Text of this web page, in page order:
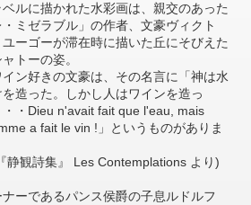
ルに描かれた水彩画は、親交のあった
・ミゼラブル」の作者、文豪ヴィクト
ユーゴーが滞在時に描いた丘にそびえた
トーの姿。
ン好きの文豪は、その名言に「神は水
を造った。しかし人はワインを造っ
・・Dieu n'avait fait que l'eau, mais
a fait le vin !」というものがありま
観詩集』 Les Contemplations より)
ナーであるパンス侯爵の子息ルドルフ